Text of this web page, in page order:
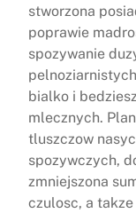
stworzona
poprawie
spozywanie
bialko i
mlecznych.
tluszczow
spozywczych,
zmniejszona
czulosc, a